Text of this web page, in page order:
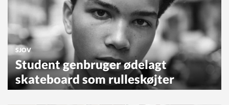
SJOV
Student genbruger ødelagt
skateboard som rulleskøjter